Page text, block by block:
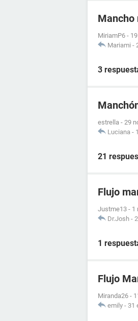
Mancho
MiriamP6 -
Mariami -
3
estrella - 29
Luciana -
21
Flujo
Justme13 - 1
Dr.Josh -
1
Flujo
Miranda26 -
emily - 31